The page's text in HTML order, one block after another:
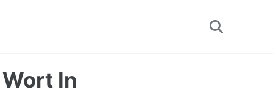
Toggle
In